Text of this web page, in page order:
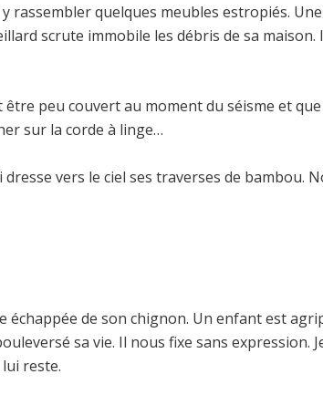
rassembler quelques meubles estropiés.
scrute immobile les débris de sa maison.
être peu couvert au moment du séisme et
sur la corde à linge…
vers le ciel ses traverses de bambou.
échappée de son chignon. Un enfant est
sa vie. Il nous fixe sans expression.
lui reste.